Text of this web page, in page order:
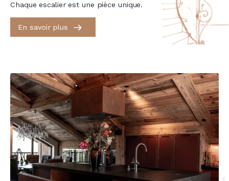
Chaque escalier est une pièce unique.
En savoir plus